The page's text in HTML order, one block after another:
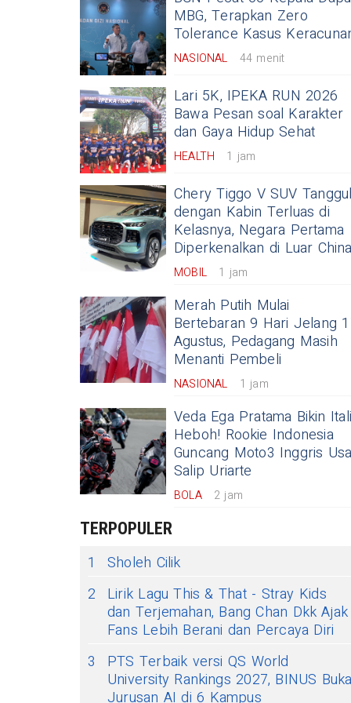
MBG, Terapkan Zero
Tolerance Kasus
NASIONAL 44 menit
Lari 5K, IPEKA RUN 2026
Bawa Pesan soal Karakter
dan Gaya Hidup Sehat
HEALTH 1 jam
Chery Tiggo V SUV
dengan Kabin Terluas di
Kelasnya, Negara Pertama
Diperkenalkan di Luar China
MOBIL 1 jam
Merah Putih Mulai
Bertebaran 9 Hari Jelang
Agustus, Pedagang Masih
Menanti Pembeli
NASIONAL 1 jam
Veda Ega Pratama Bikin
Heboh! Rookie Indonesia
Guncang Moto3 Inggris
Salip Uriarte
BOLA 2 jam
TERPOPULER
1
Sholeh Cilik
2
Lirik Lagu This & That - Stray Kids
dan Terjemahan, Bang Chan Dkk Ajak
Fans Lebih Berani dan Percaya Diri
3
PTS Terbaik versi QS World
University Rankings 2027, BINUS Buka
Jurusan AI di 6 Kampus